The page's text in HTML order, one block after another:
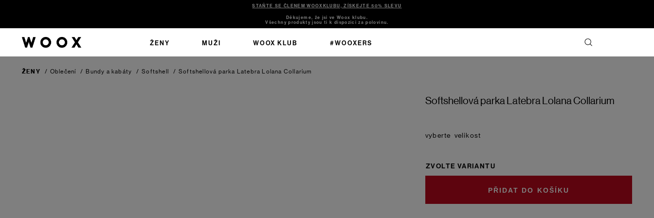
STAŇTE SE ČLENEM WOOXKLUBU, ZÍSKEJTE 50% SLEVU
Děkujeme, že jsi ve Woox klubu.
Všechny produkty jsou ti k dispozici za polovinu.
ŽENY MUŽI WOOX KLUB #WOOXERS
ŽENY / Oblečení / Bundy a kabáty / Softshell / Softshellová parka Latebra Lolana Collarium
Softshellová parka Latebra Lolana Collarium
velikost
ZVOLTE VARIANTU
DO KOŠÍKU